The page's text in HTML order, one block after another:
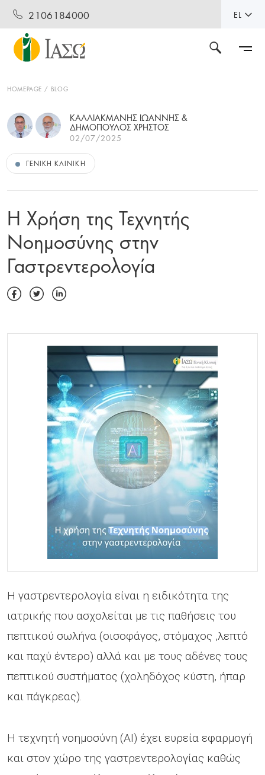
2106184000 EL
HOMEPAGE BLOG
ΚΑΛΛΙΑΚΜΑΝΗΣ ΙΩΑΝΝΗΣ &
ΔΗΜΟΠΟΥΛΟΣ ΧΡΗΣΤΟΣ
02/07/2025
ΓΕΝΙΚΉ ΚΛΙΝΙΚΉ
Η Χρήση της Τεχνητής
Νοημοσύνης στην
Γαστρεντερολογία
Η γαστρεντερολογία είναι η ειδικότητα της
ιατρικής που ασχολείται με τις παθήσεις του
πεπτικού σωλήνα (οισοφάγος, στόμαχος ,λεπτό
και παχύ έντερο) αλλά και με τους αδένες τους
πεπτικού συστήματος (χοληδόχος κύστη, ήπαρ
και πάγκρεας).
Η τεχνητή νοημοσύνη (AI) έχει ευρεία εφαρμογή
και στον χώρο της γαστρεντερολογίας καθώς